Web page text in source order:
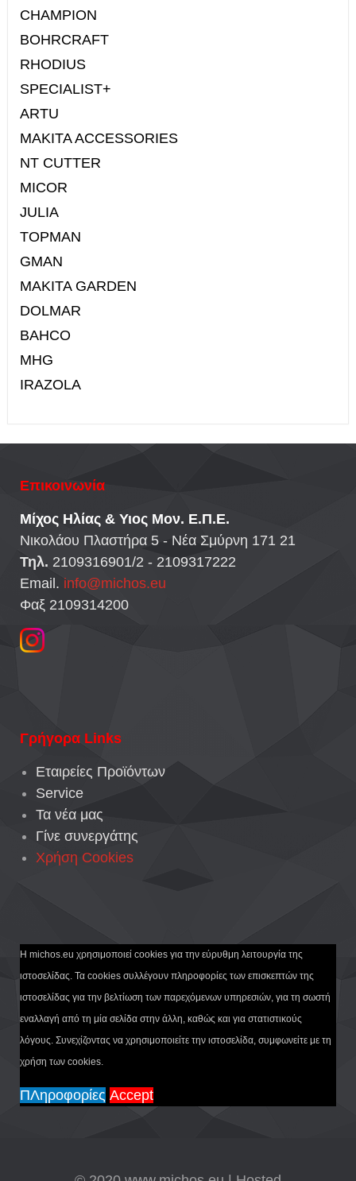
CHAMPION
BOHRCRAFT
RHODIUS
SPECIALIST+
ARTU
MAKITA ACCESSORIES
NT CUTTER
MICOR
JULIA
TOPMAN
GMAN
MAKITA GARDEN
DOLMAR
BAHCO
MHG
IRAZOLA
Επικοινωνία
Μίχος Ηλίας & Υιος Μον. Ε.Π.Ε.
Νικολάου Πλαστήρα 5 - Νέα Σμύρνη 171 21
Τηλ. 2109316901/2 - 2109317222
Email. info@michos.eu
Φαξ 2109314200
Γρήγορα Links
Εταιρείες Προϊόντων
Service
Τα νέα μας
Γίνε συνεργάτης
Χρήση Cookies
Η michos.eu χρησιμοποιεί cookies για την εύρυθμη λειτουργία της
ιστοσελίδας. Τα cookies συλλέγουν πληροφορίες των επισκεπτών της
ιστοσελίδας για την βελτίωση των παρεχόμενων υπηρεσιών, για τη σωστή
εναλλαγή από τη μία σελίδα στην άλλη, καθώς και για στατιστικούς
λόγους. Συνεχίζοντας να χρησιμοποιείτε την ιστοσελίδα, συμφωνείτε με τη
χρήση των cookies.
ΠΛηροφορίες Accept